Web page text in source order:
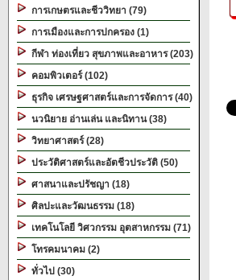
การเกษตรและชีววิทยา (79)
การเมืองและการปกครอง (1)
กีฬา ท่องเที่ยว สุขภาพและอาหาร (203)
คอมพิวเตอร์ (102)
ธุรกิจ เศรษฐศาสตร์และการจัดการ (40)
นวนิยาย อ่านเล่น และนิทาน (38)
วิทยาศาสตร์ (28)
ประวัติศาสตร์และอัตชีวประวัติ (50)
ศาสนาและปรัชญา (18)
ศิลปะและวัฒนธรรม (18)
เทคโนโลยี วิศวกรรม อุตสาหกรรม (71)
โทรคมนาคม (2)
ทั่วไป (30)